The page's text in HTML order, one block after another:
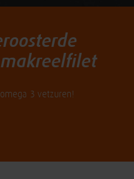
3 vetzuren!